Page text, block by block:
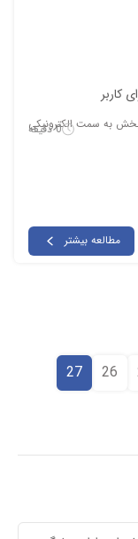
کاربر
0 دقیقه
به سمت الکترونیکی
مطالعه بیشتر
26
27